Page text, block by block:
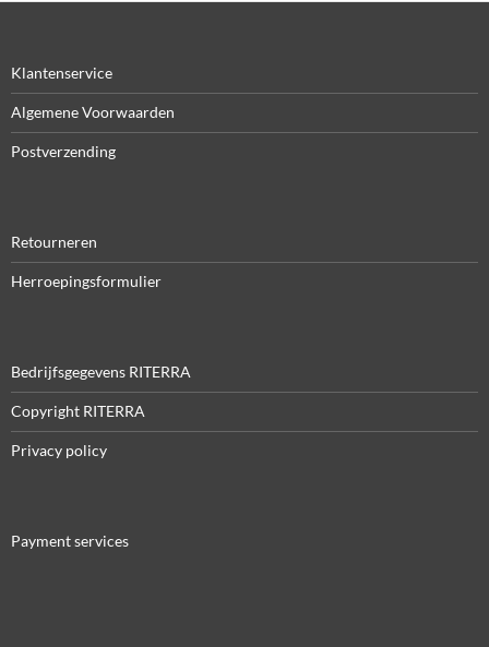
Klantenservice
Algemene Voorwaarden
Postverzending
Retourneren
Herroepingsformulier
Bedrijfsgegevens RITERRA
Copyright RITERRA
Privacy policy
Payment services